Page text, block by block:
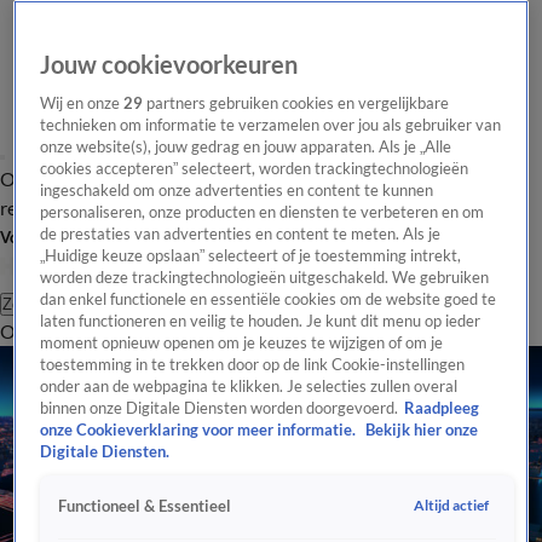
Overzicht Laatste nieuws Regionieuws Het beste van Hart
Tip de
redactie
Volg Hart van Nederland
Zoeken
OverzichtRegioUitzendingenWeerTip de redactiePanelVideo's
Jouw cookievoorkeuren
Wij en onze29 partners gebruiken cookies en vergelijkbare
technieken om informatie te verzamelen over jou als gebruiker van
onze website(s), jouw gedrag en jouw apparaten. Als je „Alle
cookies accepteren” selecteert, worden trackingtechnologieën
ingeschakeld om onze advertenties en content te kunnen
personaliseren, onze producten en diensten te verbeteren en om
de prestaties van advertenties en content te meten. Als je
„Huidige keuze opslaan” selecteert of je toestemming intrekt,
worden deze trackingtechnologieën uitgeschakeld. We gebruiken
dan enkel functionele en essentiële cookies om de website goed te
laten functioneren en veilig te houden. Je kunt dit menu op ieder
moment opnieuw openen om je keuzes te wijzigen of om je
toestemming in te trekken door op de link Cookie-instellingen
onder aan de webpagina te klikken. Je selecties zullen overal
binnen onze Digitale Diensten worden doorgevoerd. Raadpleeg
onze Cookieverklaring voor meer informatie.
Bekijk hier onze
Digitale Diensten.
Functioneel & Essentieel Altijd actief